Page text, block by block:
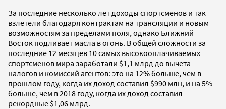
За последние несколько лет доходы спортсменов и так
взлетели благодаря контрактам на трансляции и новым
возможностям за пределами поля, однако Ближний
Восток подливает масла в огонь. В общей сложности за
последние 12 месяцев 10 самых высокооплачиваемых
спортсменов мира заработали $1,1 млрд до вычета
налогов и комиссий агентов: это на 12% больше, чем в
прошлом году, когда их доход составил $990 млн, и на 5%
больше, чем в 2018 году, когда их доход составил
рекордные $1,06 млрд.